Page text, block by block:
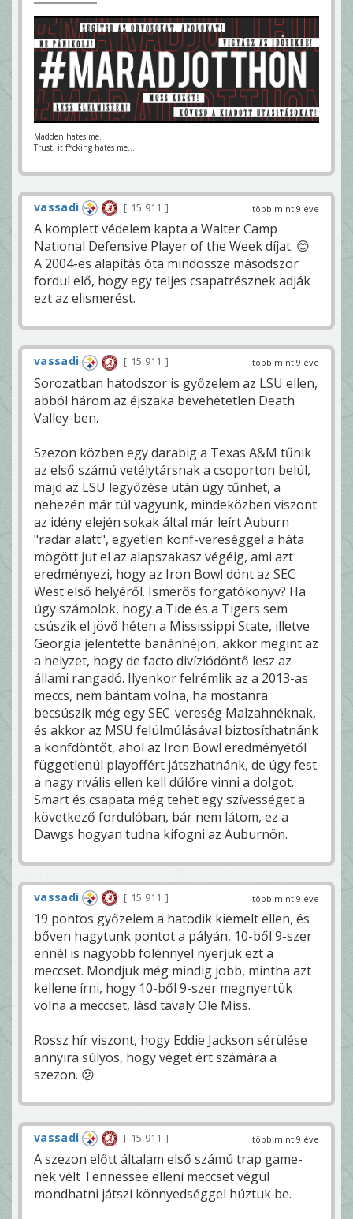
Madden hates me.
Trust, it f*cking hates me...
több mint 9 éve
vassadi 15 911
A komplett védelem kapta a Walter Camp
National Defensive Player of the Week díjat. 😊
A 2004-es alapítás óta mindössze másodszor
fordul elő, hogy egy teljes csapatrésznek adják
ezt az elismerést.
több mint 9 éve
vassadi 15 911
Sorozatban hatodszor is győzelem az LSU ellen,
abból három az éjszaka bevehetetlen Death
Valley-ben.
Szezon közben egy darabig a Texas A&M tűnik
az első számú vetélytársnak a csoporton belül,
majd az LSU legyőzése után úgy tűnhet, a
nehezén már túl vagyunk, mindeközben viszont
az idény elején sokak által már leírt Auburn
"radar alatt", egyetlen konf-vereséggel a háta
mögött jut el az alapszakasz végéig, ami azt
eredményezi, hogy az Iron Bowl dönt az SEC
West első helyéről. Ismerős forgatókönyv? Ha
úgy számolok, hogy a Tide és a Tigers sem
csúszik el jövő héten a Mississippi State, illetve
Georgia jelentette banánhéjon, akkor megint az
a helyzet, hogy de facto divíziódöntő lesz az
állami rangadó. Ilyenkor felrémlik az a 2013-as
meccs, nem bántam volna, ha mostanra
becsúszik még egy SEC-vereség Malzahnéknak,
és akkor az MSU felülmúlásával biztosíthatnánk
a konfdöntőt, ahol az Iron Bowl eredményétől
függetlenül playoffért játszhatnánk, de úgy fest
a nagy rivális ellen kell dűlőre vinni a dolgot.
Smart és csapata még tehet egy szívességet a
következő fordulóban, bár nem látom, ez a
Dawgs hogyan tudna kifogni az Auburnön.
több mint 9 éve
vassadi 15 911
19 pontos győzelem a hatodik kiemelt ellen, és
bőven hagytunk pontot a pályán, 10-ből 9-szer
ennél is nagyobb fölénnyel nyerjük ezt a
meccset. Mondjuk még mindig jobb, mintha azt
kellene írni, hogy 10-ből 9-szer megnyertük
volna a meccset, lásd tavaly Ole Miss.
Rossz hír viszont, hogy Eddie Jackson sérülése
annyira súlyos, hogy véget ért számára a
szezon. 😕
több mint 9 éve
vassadi 15 911
A szezon előtt általam első számú trap game-
nek vélt Tennessee elleni meccset végül
mondhatni játszi könnyedséggel húztuk be.